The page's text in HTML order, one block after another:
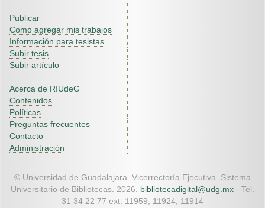
Publicar
Como agregar mis trabajos
Información para tesistas
Subir tesis
Subir artículo
Acerca de RIUdeG
Contenidos
Políticas
Preguntas frecuentes
Contacto
Administración
© Universidad de Guadalajara. Vicerrectoría Ejecutiva. Sistema
Universitario de Bibliotecas. 2026. bibliotecadigital@udg.mx - Tel.
31 34 22 77 ext. 11959, 11924, 11914